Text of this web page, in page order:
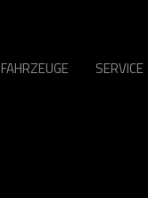
FAHRZEUGE SERVICE